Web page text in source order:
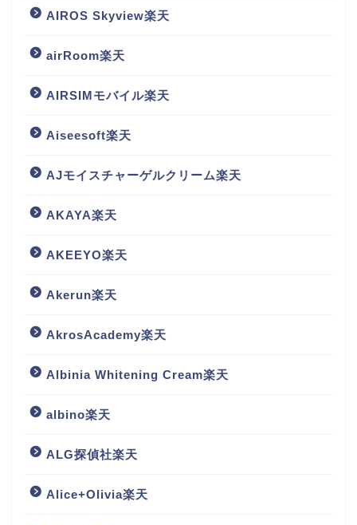
AIROS Skyview楽天
airRoom楽天
AIRSIMモバイル楽天
Aiseesoft楽天
AJモイスチャーゲルクリーム楽天
AKAYA楽天
AKEEYO楽天
Akerun楽天
AkrosAcademy楽天
Albinia Whitening Cream楽天
albino楽天
ALG探偵社楽天
Alice+Olivia楽天